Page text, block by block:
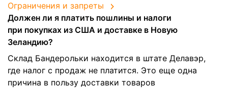
Ограничения и запреты
Должен ли я платить пошлины и налоги
при покупках из США и доставке в Новую
Зеландию?
Склад Бандерольки находится в штате Делавэр,
где налог с продаж не платится. Это еще одна
причина в пользу доставки товаров